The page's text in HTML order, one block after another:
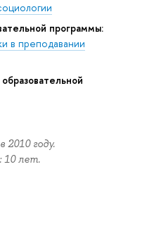
программы:
в преподавании
году.
10 лет.